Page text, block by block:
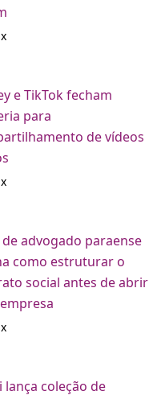
e TikTok fecham
para
de vídeos
advogado paraense
como estruturar o
social antes de abrir
lança coleção de